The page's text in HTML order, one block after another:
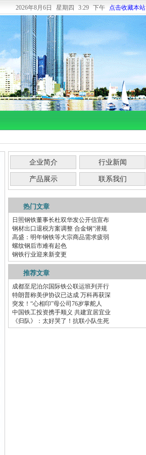
2026年8月6日 星期四 3:29 下午 点击收藏本站
企业简介 行业新闻
产品展示 联系我们
热门文章
日照钢铁董事长杜双华发公开信宣布
钢材出口退税方案调整 合金钢“潜规
高盛：明年钢铁等大宗商品需求疲弱
螺纹钢后市难有起色
钢铁行业迎来新变更
推荐文章
成都至尼泊尔国际铁公联运班列开行
特朗普称美伊协议已达成 万科再获深
突发！“心相印”母公司76岁掌舵人
中国铁工投资携手顺义 共建宜居宜业
《归队》：太好哭了！抗联小队生死